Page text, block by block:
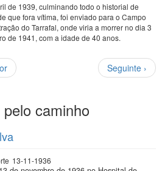
de 1939, culminando todo o historial de
que fora vítima, foi enviado para o Campo
do Tarrafal, onde viria a morrer no dia 3
de 1941, com a idade de 40 anos.
Próxima
página
Seguinte ›
caminho
13-11-1936